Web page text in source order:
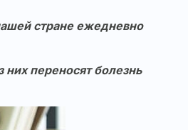
стране ежедневно
переносят болезнь